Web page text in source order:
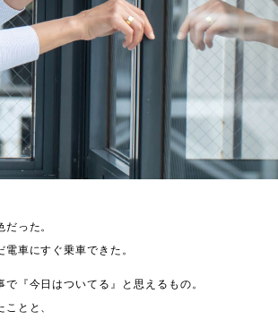
った。
車にすぐ乗車できた。
『今日はついてる』と思えるもの。
とと、